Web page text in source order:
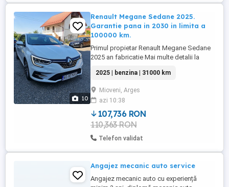
STM32F429 ! Acesta permite ...
10
Renault Megane Sedane 2025.
Garantie pana in 2030 in limita a
100000 km.
Primul propietar Renault Megane Sedane
2025 an fabricatie Mai multe detalii la
2025 | benzina | 31000 km
Mioveni, Arges
azi 10:38
107,736 RON
110,363 RON
Telefon validat
Angajez mecanic auto service
Angajez mecanic auto cu experiență